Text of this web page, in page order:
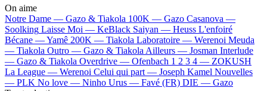
On aime
Notre Dame — Gazo & Tiakola 100K — Gazo Casanova —
Soolking Laisse Moi — KeBlack Saiyan — Heuss L'enfoiré
Bécane —Yamê 200K — Tiakola Laboratoire — Werenoi Meuda
— Tiakola Outro — Gazo & Tiakola Ailleurs — Josman Interlude
— Gazo & Tiakola Overdrive — Ofenbach 1 2 3 4 — ZOKUSH
La League — Werenoi Celui qui part — Joseph Kamel Nouvelles
— PLK No love — Ninho Urus — Favé (FR) DIE — Gazo